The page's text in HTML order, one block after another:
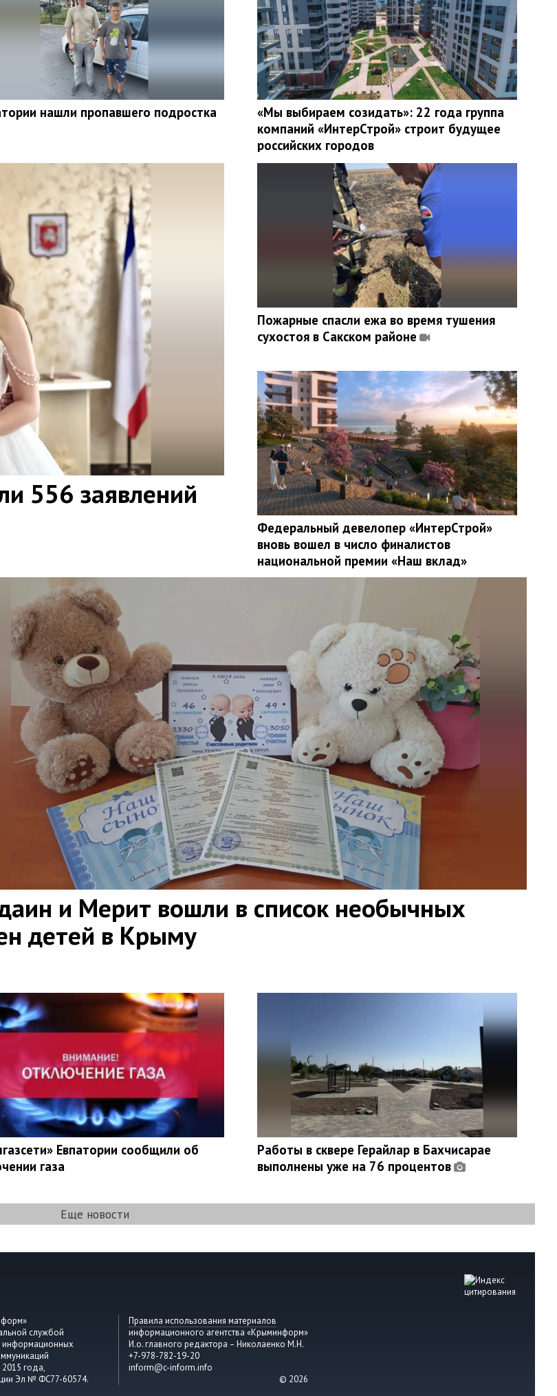
нашли пропавшего подростка
«Мы выбираем созидать»: 22 года группа
компаний «ИнтерСтрой» строит будущее
российских городов
556 заявлений
Пожарные спасли ежа во время тушения
сухостоя в Сакском районе
Федеральный девелопер «ИнтерСтрой»
вновь вошел в число финалистов
национальной премии «Наш вклад»
и Мерит вошли в список необычных
детей в Крыму
Евпатории сообщили об
газа
Работы в сквере Герайлар в Бахчисарае
выполнены уже на 76 процентов
Еще новости
службой
информационных
года,
Эл № ФС77-60574.
Правила использования материалов
информационного агентства «Крыминформ»
И.о. главного редактора – Николаенко М.Н.
+7-978-782-19-20
inform@c-inform.info
© 2026